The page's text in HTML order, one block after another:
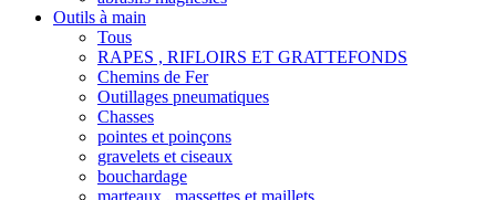
Outils à main
Tous
RAPES , RIFLOIRS ET GRATTEFONDS
Chemins de Fer
Outillages pneumatiques
Chasses
pointes et poinçons
gravelets et ciseaux
bouchardage
marteaux , massettes et maillets